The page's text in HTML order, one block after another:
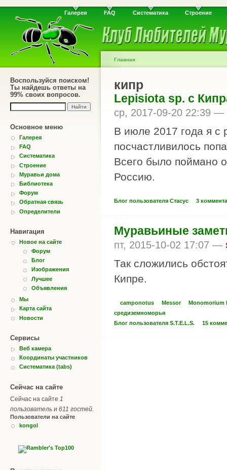
Галерея FAQ Систематика Строение
Воспользуйся поиском!
Ты найдешь ответы на
99% своих вопросов.
Основное меню
Галерея
FAQ
Систематика
Строение
Муравьи дома
Библиотека
Форум
Обратная связь
Определители
Навигация
Новое на сайте
Форум
Блог
Изображения
Лучшее
Объявления
Мы
Карта сайта
Новости
Сервисы
Веб камера
Координаты участников
Систематика (tabs)
Сейчас на сайте
Сейчас на сайте 1
пользователь и 611 гостей
Пользователи на сайте
kongol
Главная
кипр
Lepisiota sp. с
ср, 2017-09-20 22:39 —
В июле 2017 года я с
посчастливилось
Всего было поймано
Россию.
Блог пользователя Стасус 3
Муравьиные
пт, 2015-10-02 17:07 —
Так сложились
Кипре.
camponotus Messor
Monomorium
средиземноморья
Блог пользователя S.T.E.L.S.
15